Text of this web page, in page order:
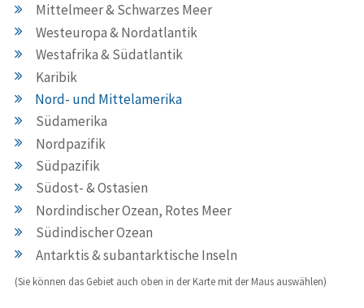
Mittelmeer & Schwarzes Meer
Westeuropa & Nordatlantik
Westafrika & Südatlantik
Karibik
Nord- und Mittelamerika
Südamerika
Nordpazifik
Südpazifik
Südost- & Ostasien
Nordindischer Ozean, Rotes Meer
Südindischer Ozean
Antarktis & subantarktische Inseln
(Sie können das Gebiet auch oben in der Karte mit der Maus auswählen)